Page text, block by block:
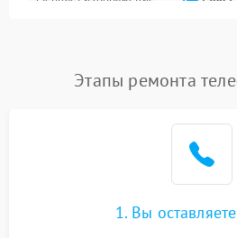
Не работает Face ID 4000 ₽
Этапы ремонта
1. Вы